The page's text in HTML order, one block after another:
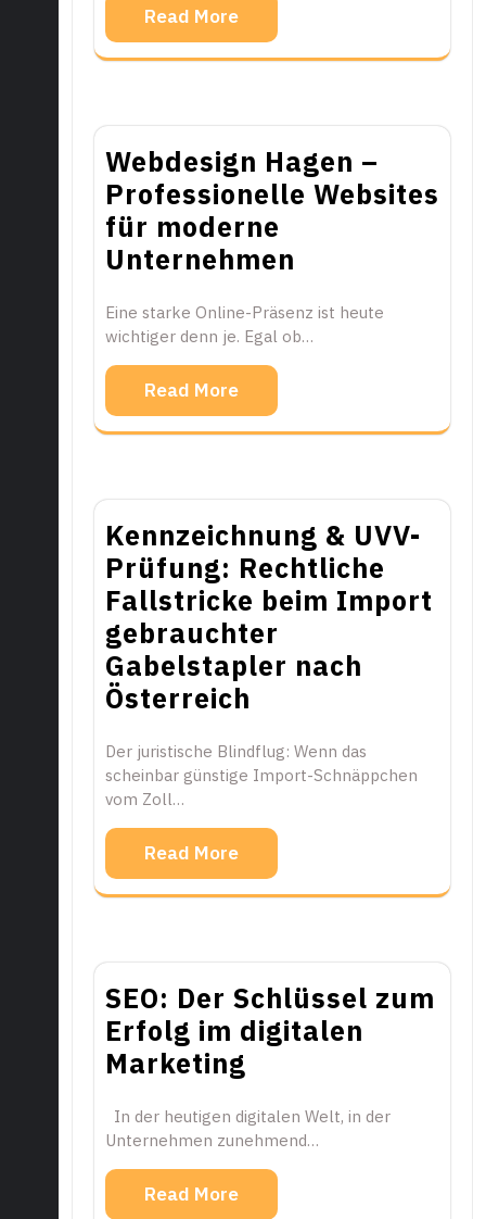
Read More
Webdesign Hagen –
Professionelle Websites
für moderne
Unternehmen
Eine starke Online-Präsenz ist heute
wichtiger denn je. Egal ob…
Read More
Kennzeichnung & UVV-
Prüfung: Rechtliche
Fallstricke beim Import
gebrauchter
Gabelstapler nach
Österreich
Der juristische Blindflug: Wenn das
scheinbar günstige Import-Schnäppchen
vom Zoll…
Read More
SEO: Der Schlüssel zum
Erfolg im digitalen
Marketing
In der heutigen digitalen Welt, in der
Unternehmen zunehmend…
Read More